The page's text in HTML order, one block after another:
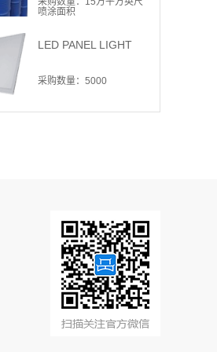
喷涂面积
LED PANEL LIGHT
采购数量：5000